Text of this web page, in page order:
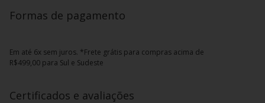
Formas de pagamento
Em até 6x sem juros. *Frete grátis para compras acima de
R$499,00 para Sul e Sudeste
Certificados e avaliações